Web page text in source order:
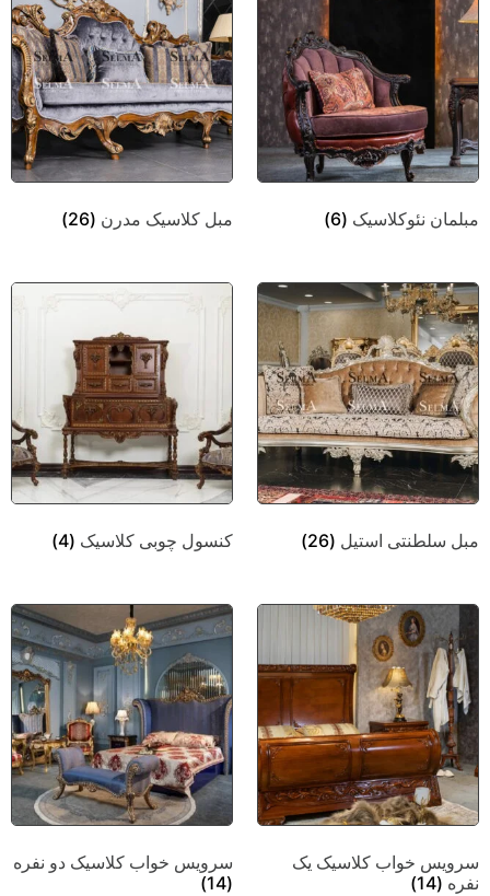
مبلمان نئوکلاسیک (6) مبل کلاسیک مدرن (26)
مبل سلطنتی استیل (26) کنسول چوبی کلاسیک (4)
سرویس خواب کلاسیک یک
نفره (14)
سرویس خواب کلاسیک دو نفره
(14)